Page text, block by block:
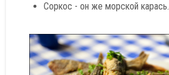
Соркос - он же морской карась.